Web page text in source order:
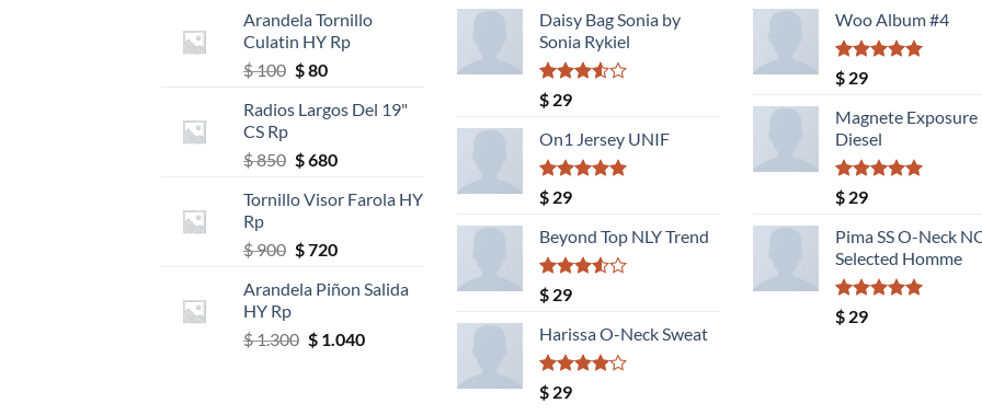
Arandela Tornillo
Culatin HY Rp
$100 El
original
$ 100.
$80El
actual
$ 80.
Radios Largos Del 19"
CS Rp
$850 El
original
$ 850.
$680El
actual
$ 680.
Tornillo Visor Farola HY
Rp
$900 El
original
$ 900.
$720El
actual
$ 720.
Arandela Piñon Salida
HY Rp
$1.300 El
$1.040El
Daisy Bag Sonia by
Sonia Rykiel
Valorado
con
3.50de
5
$ 29
On1 Jersey UNIF
Valorado
con
de 5
$ 29
Beyond Top NLY Trend
Valorado
con
3.50de
5
$ 29
Harissa O-Neck Sweat
Valorado
con
$ 29
Woo Album #4
Valorado
con
de 5
$ 29
Magnete Exposure
Diesel
Valorado
con
de 5
$ 29
Pima SS O-Neck
Selected Homme
Valorado
con
$ 29